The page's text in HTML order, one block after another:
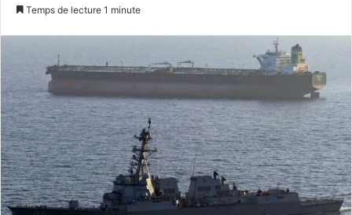
Temps de lecture 1 minute